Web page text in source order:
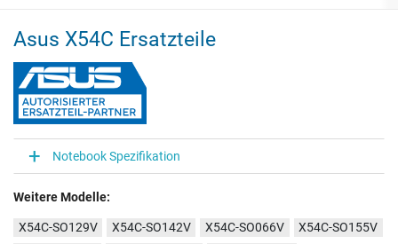
Asus X54C Ersatzteile
Notebook Spezifikation
Weitere Modelle:
X54C-SO129V X54C-SO142V X54C-SO066V
X54C-SO155V